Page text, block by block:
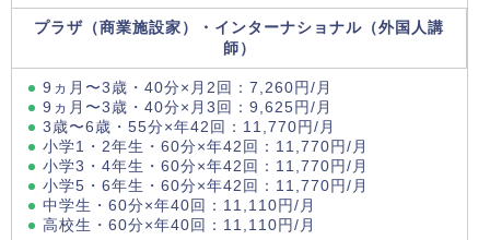
プラザ（商業施設家）・インターナショナル（外国人講
師）
9ヵ月〜3歳・40分×月2回：7,260円/月
9ヵ月〜3歳・40分×月3回：9,625円/月
3歳〜6歳・55分×年42回：11,770円/月
小学1・2年生・60分×年42回：11,770円/月
小学3・4年生・60分×年42回：11,770円/月
小学5・6年生・60分×年42回：11,770円/月
中学生・60分×年40回：11,110円/月
高校生・60分×年40回：11,110円/月